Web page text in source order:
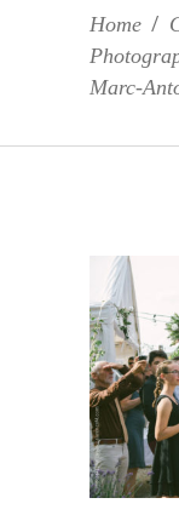
Home /
Marc-